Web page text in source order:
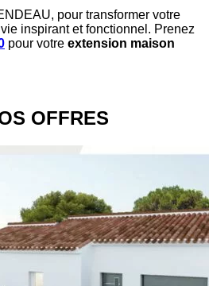
pour transformer votre
inspirant et fonctionnel. Prenez
pour votre extension maison
OFFRES​